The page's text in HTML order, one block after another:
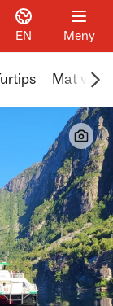
EN Meny
Mat ved